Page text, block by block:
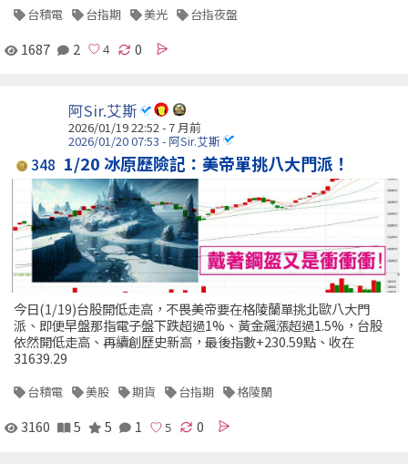
台積電 台指期 美光 台指夜盤
1687 2 0
阿Sir.艾斯
2026/01/19 22:52 - 7 月前
2026/01/20 07:53 - 阿Sir.艾斯
348 1/20 冰原歷險記：美帝單挑八大門派！
今日(1/19)台股開低走高，不畏美帝要在格陵蘭單挑北歐八大門
派、即便早盤那指電子盤下跌超過1%、黃金飆漲超過1.5%，台股
依然開低走高、再續創歷史新高，最後指數+230.59點、收在
31639.29
台積電 美股 期貨 台指期 格陵蘭
3160 5 5 1 0